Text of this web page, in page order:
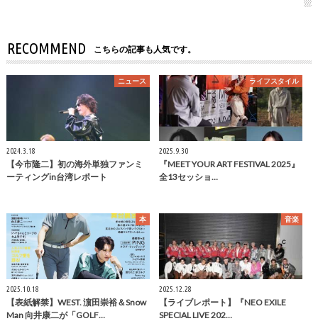
RECOMMEND こちらの記事も人気です。
ニュース
2024.3.18
【今市隆二】初の海外単独ファンミ
ーティングin台湾レポート
ライフスタイル
2025.9.30
『MEET YOUR ART FESTIVAL 2025』
全13セッショ…
本
2025.10.18
【表紙解禁】WEST. 濵田崇裕＆Snow
Man 向井康二が「GOLF…
音楽
2025.12.28
【ライブレポート】『NEO EXILE
SPECIAL LIVE 202…